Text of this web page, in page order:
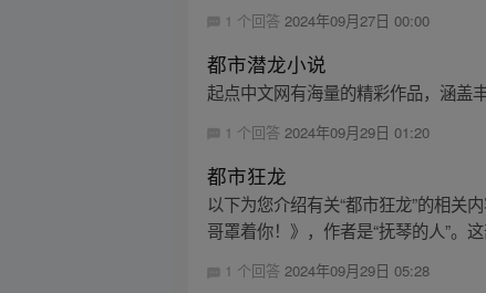
1 个回答 2024年09月27日 00:00
都市潜龙小说
起点中文网有海量的精彩作品，涵盖
1 个回答 2024年09月29日 01:20
都市狂龙
以下为您介绍有关“都市狂龙”的相关
哥罩着你！》，作者是“抚琴的人”。
1 个回答2024年09月29日 05:28